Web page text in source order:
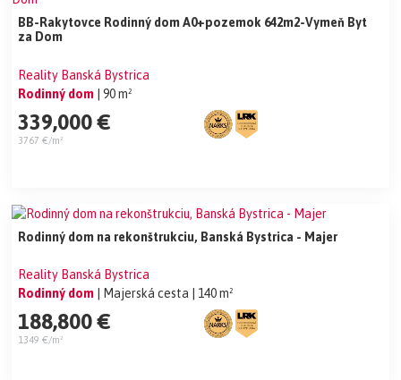
BB-Rakytovce Rodinný dom A0+pozemok 642m2-Vymeň Byt
za Dom
Reality Banská Bystrica
Rodinný dom
| 90 m²
339,000 €
3767 €/m²
Rodinný dom na rekonštrukciu, Banská Bystrica - Majer
Reality Banská Bystrica
Rodinný dom
| Majerská cesta | 140 m²
188,800 €
1349 €/m²